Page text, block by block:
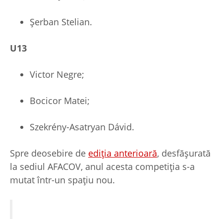
Șerban Stelian.
U13
Victor Negre;
Bocicor Matei;
Szekrény-Asatryan Dávid.
Spre deosebire de ediția anterioară, desfășurată
la sediul AFACOV, anul acesta competiția s-a
mutat într-un spațiu nou.